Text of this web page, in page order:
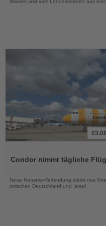
die
Condor nimmt tägliche
Neue Nonstop-Verbindung stärkt das
zwischen Deutschland und Israel